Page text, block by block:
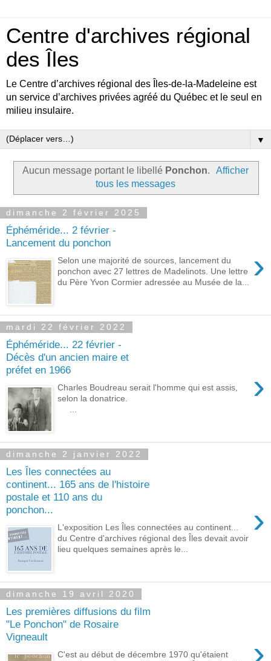
Centre d'archives régional
des Îles
Le Centre d’archives régional des Îles-de-la-Madeleine est
un service d’archives privées agréé du Québec et le seul en
milieu insulaire.
▼
Aucun message portant le libellé Ponchon.
Afficher
tous les messages
dimanche 2 février 2025
Éphéméride... 2 février -
Lancement du ponchon
›
Selon une majorité de sources, lancement du
ponchon avec 27 lettres de Madelinots. Une lettre
du Père Yvon Cormier adressée au Musée de la...
mardi 22 février 2022
Éphéméride... 22 février -
Décès d'un ancien maire et
préfet en 1966
›
Charles Boudreau serait l'homme qui est assis,
selon la donatrice.
dimanche 2 janvier 2022
Les Îles connectées au
continent... 165 ans de l'histoire
postale et 110 ans du
ponchon...
›
L'exposition Les Îles connectées au continent...
du Centre d'archives régional des Îles devait avoir
lieu quelques semaines après le...
dimanche 19 avril 2020
Les premières diffusions du film
"Le Ponchon" de Rosaire
Vigneault
C'est au début de décembre 1970 qu'étaient